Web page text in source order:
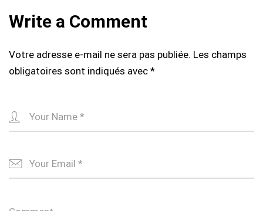
Write a Comment
Votre adresse e-mail ne sera pas publiée. Les champs
obligatoires sont indiqués avec *